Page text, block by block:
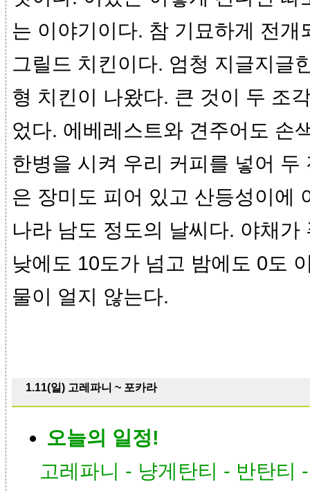
는 이야기이다. 참 기묘하게 전개
그릴드 치킨이다. 엄청 지글지글
형 치킨이 나왔다. 큰 것이 두 조
었다. 에베레스트와 견주어도 손
한병을 시켜 우리 커피를 넣어 두
은 장미도 피어 있고 산등성이에
나라 남도 정도의 날씨다. 야채가
낮에도 10도가 넘고 밤에도 0도
물이 얼지 않는다.
1.11(일) 고레파니 ~ 포카라
오늘의 일정!
고레파니 - 냥게탄티 - 반탄티